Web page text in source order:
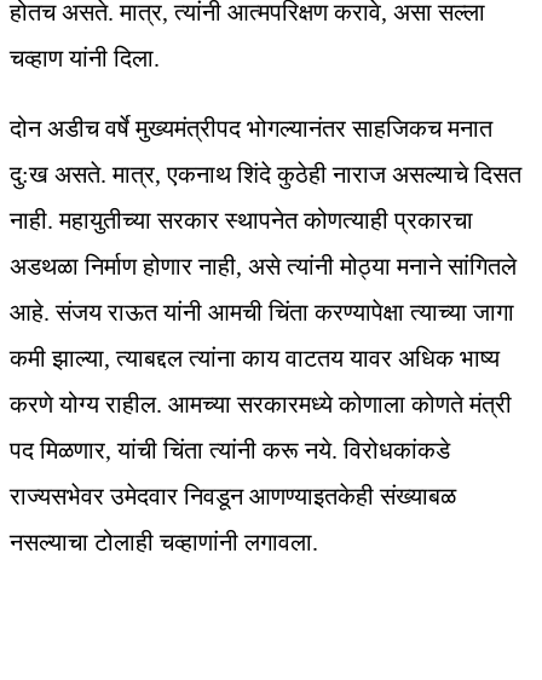
होतच असते. मात्र, त्यांनी आत्मपरिक्षण करावे, असा सल्ला
चव्हाण यांनी दिला.
दोन अडीच वर्षे मुख्यमंत्रीपद भोगल्यानंतर साहजिकच मनात
दु:ख असते. मात्र, एकनाथ शिंदे कुठेही नाराज असल्याचे दिसत
नाही. महायुतीच्या सरकार स्थापनेत कोणत्याही प्रकारचा
अडथळा निर्माण होणार नाही, असे त्यांनी मोठ्या मनाने सांगितले
आहे. संजय राऊत यांनी आमची चिंता करण्यापेक्षा त्याच्या जागा
कमी झाल्या, त्याबद्दल त्यांना काय वाटतय यावर अधिक भाष्य
करणे योग्य राहील. आमच्या सरकारमध्ये कोणाला कोणते मंत्री
पद मिळणार, यांची चिंता त्यांनी करू नये. विरोधकांकडे
राज्यसभेवर उमेदवार निवडून आणण्याइतकेही संख्याबळ
नसल्याचा टोलाही चव्हाणांनी लगावला.